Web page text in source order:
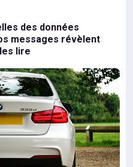
des données
messages révèlent
lire